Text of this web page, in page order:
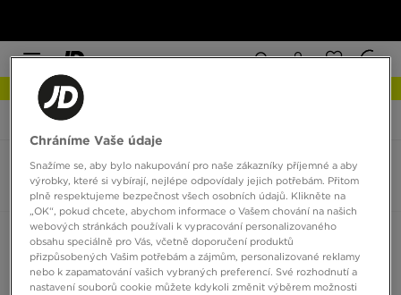
JD Sports Jordan Series es
Jordan Series es
0 produktů
Seřadit:Doporučené Filtrovat
Chráníme Vaše údaje
Snažíme se, aby bylo nakupování pro naše zákazníky příjemné a aby
výrobky, které si vybírají, nejlépe odpovídaly jejich potřebám. Přitom
plně respektujeme bezpečnost všech osobních údajů. Klikněte na
„OK“, pokud chcete, abychom informace o Vašem chování na našich
webových stránkách používali k vypracování personalizovaného
obsahu speciálně pro Vás, včetně doporučení produktů
přizpůsobených Vašim potřebám a zájmům, personalizované reklamy
nebo k zapamatování vašich vybraných preferencí. Své rozhodnutí a
nastavení souborů cookie můžete kdykoli změnit výběrem možnosti